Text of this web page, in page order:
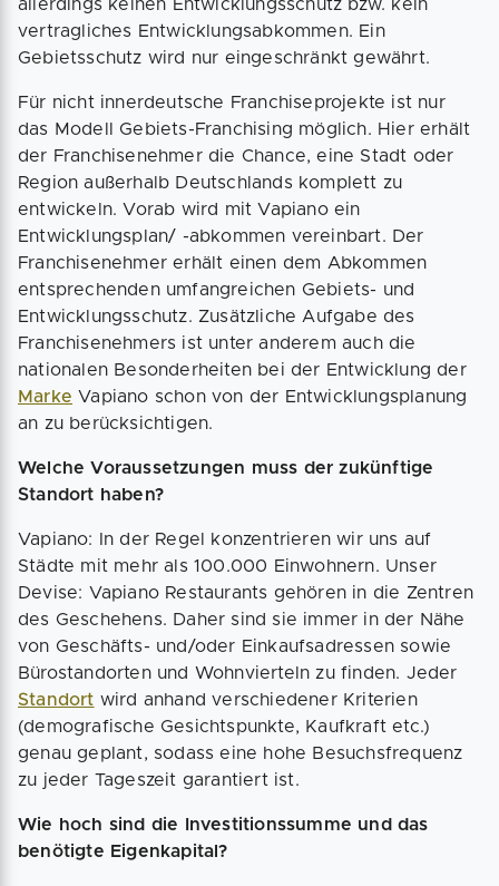
allerdings keinen Entwicklungsschutz bzw. kein
vertragliches Entwicklungsabkommen. Ein
Gebietsschutz wird nur eingeschränkt gewährt.
Für nicht innerdeutsche Franchiseprojekte ist nur
das Modell Gebiets-Franchising möglich. Hier erhält
der Franchisenehmer die Chance, eine Stadt oder
Region außerhalb Deutschlands komplett zu
entwickeln. Vorab wird mit Vapiano ein
Entwicklungsplan/ -abkommen vereinbart. Der
Franchisenehmer erhält einen dem Abkommen
entsprechenden umfangreichen Gebiets- und
Entwicklungsschutz. Zusätzliche Aufgabe des
Franchisenehmers ist unter anderem auch die
nationalen Besonderheiten bei der Entwicklung der
Marke Vapiano schon von der Entwicklungsplanung
an zu berücksichtigen.
Welche Voraussetzungen muss der zukünftige
Standort haben?
Vapiano: In der Regel konzentrieren wir uns auf
Städte mit mehr als 100.000 Einwohnern. Unser
Devise: Vapiano Restaurants gehören in die Zentren
des Geschehens. Daher sind sie immer in der Nähe
von Geschäfts- und/oder Einkaufsadressen sowie
Bürostandorten und Wohnvierteln zu finden. Jeder
Standort wird anhand verschiedener Kriterien
(demografische Gesichtspunkte, Kaufkraft etc.)
genau geplant, sodass eine hohe Besuchsfrequenz
zu jeder Tageszeit garantiert ist.
Wie hoch sind die Investitionssumme und das
benötigte Eigenkapital?